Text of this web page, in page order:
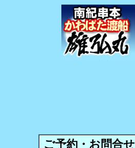
ご予約・お問合せ